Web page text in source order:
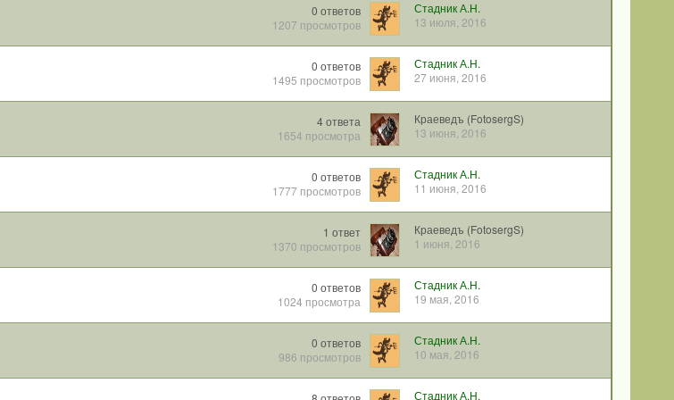
0 ответов
1207 просмотров
Стадник А.Н.
13 июля, 2016
0 ответов
1495 просмотров
Стадник А.Н.
27 июня, 2016
4 ответа
1654 просмотра
Краеведъ (FotosergS)
13 июня, 2016
0 ответов
1777 просмотров
Стадник А.Н.
11 июня, 2016
1 ответ
1370 просмотров
Краеведъ (FotosergS)
1 июня, 2016
0 ответов
1024 просмотра
Стадник А.Н.
19 мая, 2016
0 ответов
986 просмотров
Стадник А.Н.
10 мая, 2016
Стадник А.Н.